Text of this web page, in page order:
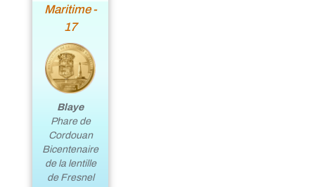
Maritime -
17
Blaye
Phare de
Cordouan
Bicentenaire
de la lentille
de Fresnel